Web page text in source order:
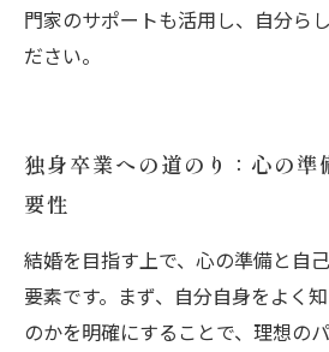
門家のサポートも活用し、自分ら
ださい。
独身卒業への道のり：心の準
要性
結婚を目指す上で、心の準備と自
要素です。まず、自分自身をよく
のかを明確にすることで、理想の